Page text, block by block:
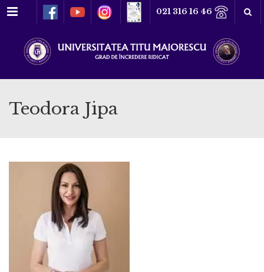
Meniu 021 316 16 46
Teodora Jipa